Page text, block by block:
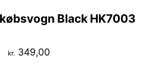
Black HK7003
kr.349,00